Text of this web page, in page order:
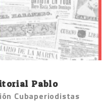
Pablo
Cubaperiodistas